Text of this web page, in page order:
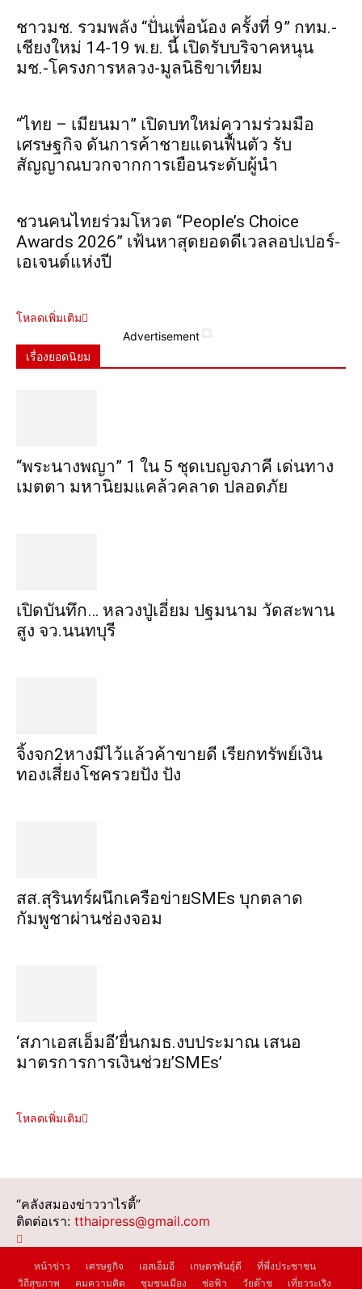
ชาวมช. รวมพลัง “ปั่นเพื่อน้อง ครั้งที่ 9” กทม.-
เชียงใหม่ 14-19 พ.ย. นี้ เปิดรับบริจาคหนุน
มช.-โครงการหลวง-มูลนิธิขาเทียม
“ไทย – เมียนมา” เปิดบทใหม่ความร่วมมือ
เศรษฐกิจ ดันการค้าชายแดนฟื้นตัว รับ
สัญญาณบวกจากการเยือนระดับผู้นำ
ชวนคนไทยร่วมโหวต “People’s Choice
Awards 2026” เฟ้นหาสุดยอดดีเวลลอปเปอร์-
เอเจนต์แห่งปี
โหลดเพิ่มเติม
Advertisement
เรื่องยอดนิยม
“พระ​นาง​พญา” 1 ใน 5​ ชุดเบญจ​ภาคี​ เด่นทาง
เมตตา​ มหา​นิยม​แคล้วคลาด​ ปลอดภัย​
เปิดบันทึก… หลวงปู่เอี่ยม ​ปฐม​นาม​ วัดสะพาน
สูง​ จว.นนทบุรี
จิ้งจก​2​หาง​มีไว้แล้ว​ค้าขาย​ดี​ เรียก​ทรัพย์เงิน
ทอง​เสี่ยงโชค​รวยปัง​ ปัง​
สส.สุรินทร์ผนึกเครือข่ายSMEs บุกตลาด
กัมพูชาผ่านช่องจอม
‘สภาเอสเอ็มอี’ยื่นกมธ.งบประมาณ เสนอ
มาตรการการเงินช่วย’SMEs’
โหลดเพิ่มเติม
“คลังสมองข่าววาไรตี้”
ติดต่อเรา: tthaipress@gmail.com
หน้าข่าว เศรษฐกิจ เอสเอ็มอี เกษตรพันธุ์ดี
ที่พึ่งประชาชน
วิถีสุขภาพ
คมความคิด ชุมชนเมือง ช่อฟ้า วัยต๊าช เที่ยวระเริง